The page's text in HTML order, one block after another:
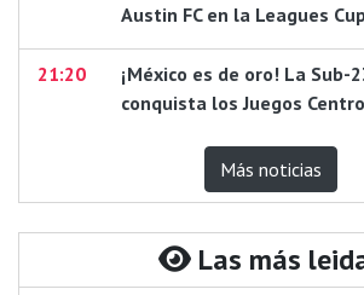
Austin FC en la Leagues
21:20
¡México es de oro! La Sub-
conquista los Juegos
Más noticias
Las más